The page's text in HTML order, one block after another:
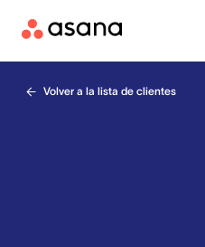
Volver a la lista de clientes